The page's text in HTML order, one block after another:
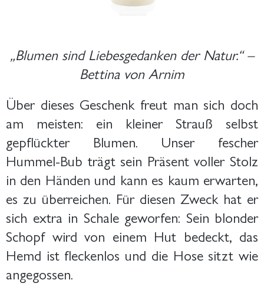
„Blumen sind Liebesgedanken der Natur.“ –
Bettina von Arnim
Über dieses Geschenk freut man sich doch
am meisten: ein kleiner Strauß selbst
gepflückter Blumen. Unser fescher
Hummel-Bub trägt sein Präsent voller Stolz
in den Händen und kann es kaum erwarten,
es zu überreichen. Für diesen Zweck hat er
sich extra in Schale geworfen: Sein blonder
Schopf wird von einem Hut bedeckt, das
Hemd ist fleckenlos und die Hose sitzt wie
angegossen.